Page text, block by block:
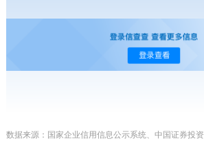
数据来源：国家企业信用信息公示系统、中国证券投资